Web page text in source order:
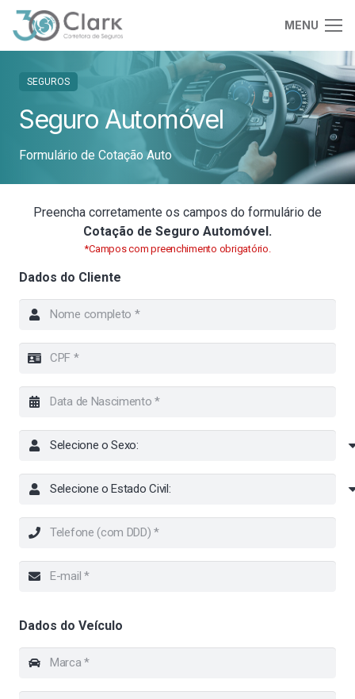
MENU
SEGUROS
Seguro Automóvel
Formulário de Cotação Auto
Preencha corretamente os campos do formulário de
Cotação de Seguro Automóvel.
*Campos com preenchimento obrigatório.
Dados do Cliente
Dados do Veículo